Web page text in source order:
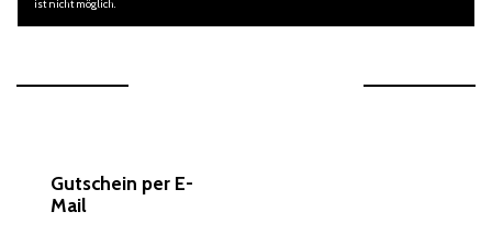
ist nicht möglich.
Gutschein per E-
Mail